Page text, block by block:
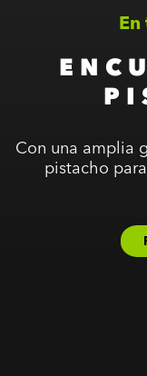
Con una amplia
pistacho